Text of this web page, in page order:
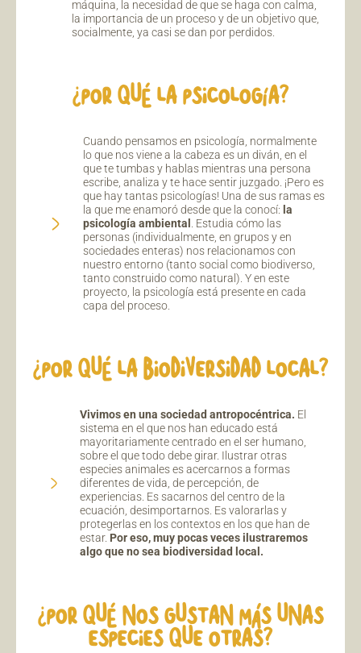
máquina, la necesidad de que se haga con calma,
la importancia de un proceso y de un objetivo que,
socialmente, ya casi se dan por perdidos.
¿POR QUÉ LA PSICOLOGÍA?
Cuando pensamos en psicología, normalmente
lo que nos viene a la cabeza es un diván, en el
que te tumbas y hablas mientras una persona
escribe, analiza y te hace sentir juzgado. ¡Pero es
que hay tantas psicologías! Una de sus ramas es
la que me enamoró desde que la conocí: la
psicología ambiental
. Estudia cómo las
personas (individualmente, en grupos y en
sociedades enteras) nos relacionamos con
nuestro entorno (tanto social como biodiverso,
tanto construido como natural). Y en este
proyecto, la psicología está presente en cada
capa del proceso.
¿POR QUÉ LA BIODIVERSIDAD LOCAL?
Vivimos en una sociedad antropocéntrica. El
sistema en el que nos han educado está
mayoritariamente centrado en el ser humano,
sobre el que todo debe girar. Ilustrar otras
especies animales es acercarnos a formas
diferentes de vida, de percepción, de
experiencias. Es sacarnos del centro de la
ecuación, desimportarnos. Es valorarlas y
protegerlas en los contextos en los que han de
estar. Por eso, muy pocas veces ilustraremos
algo que no sea biodiversidad local.
¿POR QUÉ NOS GUSTAN MÁS UNAS
ESPECIES QUE OTRAS?